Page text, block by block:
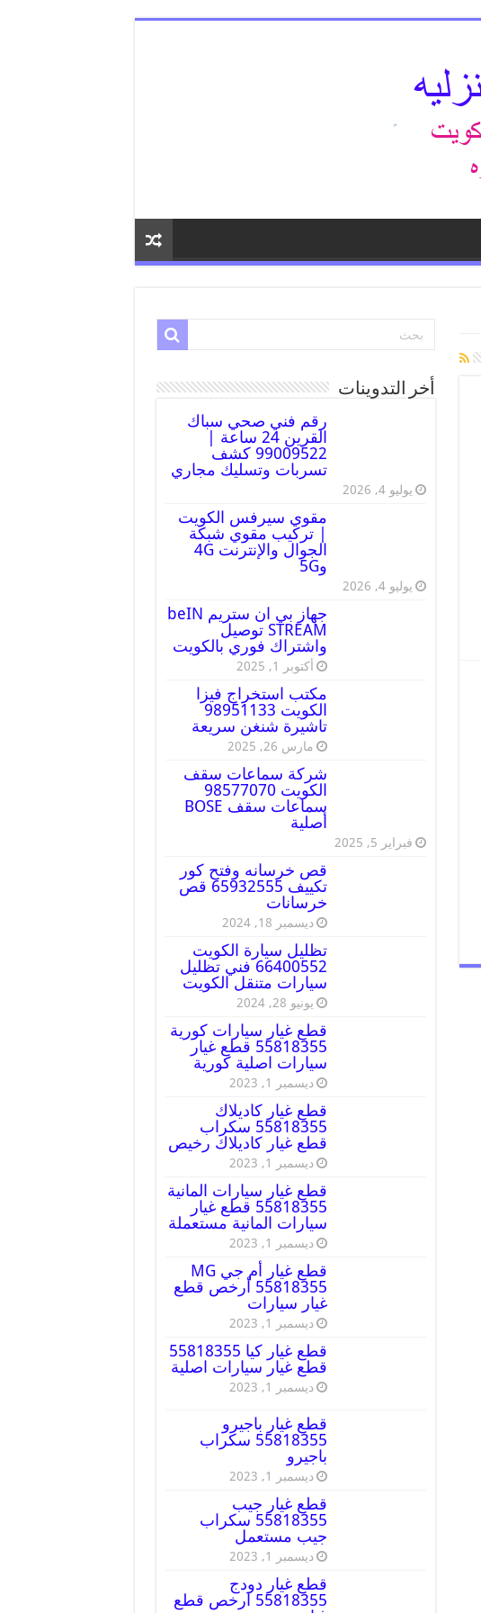
أخر التدوينات
رقم فني صحي سباك
القرين 24 ساعة |
99009522 كشف
تسربات وتسليك مجاري
يوليو 4, 2026
مقوي سيرفس الكويت
| تركيب مقوي شبكة
الجوال والإنترنت 4G
و5G
يوليو 4, 2026
جهاز بي ان ستريم beIN
STREAM توصيل
واشتراك فوري بالكويت
أكتوبر 1, 2025
مكتب استخراج فيزا
الكويت 98951133
تاشيرة شنغن سريعة
مارس 26, 2025
شركة سماعات سقف
الكويت 98577070
سماعات سقف BOSE
أصلية
فبراير 5, 2025
قص خرسانه وفتح كور
تكييف 65932555 قص
خرسانات
ديسمبر 18, 2024
تظليل سيارة الكويت
66400552 فني تظليل
سيارات متنقل الكويت
يونيو 28, 2024
قطع غيار سيارات كورية
55818355 قطع غيار
سيارات اصلية كورية
ديسمبر 1, 2023
قطع غيار كاديلاك
55818355 سكراب
قطع غيار كاديلاك رخيص
ديسمبر 1, 2023
قطع غيار سيارات المانية
55818355 قطع غيار
سيارات المانية مستعملة
ديسمبر 1, 2023
قطع غيار أم جي MG
55818355 أرخص قطع
غيار سيارات
ديسمبر 1, 2023
قطع غيار كيا 55818355
قطع غيار سيارات اصلية
ديسمبر 1, 2023
قطع غيار باجيرو
55818355 سكراب
باجيرو
ديسمبر 1, 2023
قطع غيار جيب
55818355 سكراب
جيب مستعمل
ديسمبر 1, 2023
قطع غيار دودج
55818355 ارخص قطع